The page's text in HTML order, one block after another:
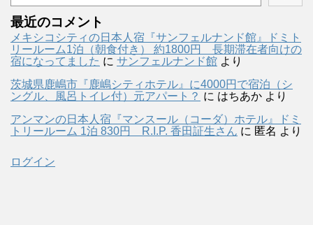
最近のコメント
メキシコシティの日本人宿『サンフェルナンド館』ドミト
リールーム1泊（朝食付き） 約1800円 長期滞在者向けの
宿になってました に サンフェルナンド館 より
茨城県鹿嶋市『鹿嶋シティホテル』に4000円で宿泊（シ
ングル、風呂トイレ付）元アパート？ に はちあか より
アンマンの日本人宿『マンスール（コーダ）ホテル』ドミ
トリールーム 1泊 830円 R.I.P. 香田証生さん に 匿名 より
ログイン